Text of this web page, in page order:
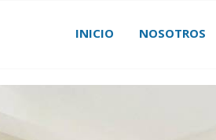
INICIO NOSOTROS